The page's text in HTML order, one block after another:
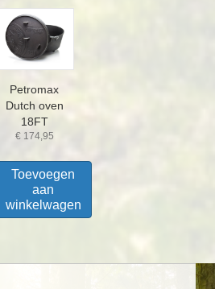
Petromax
Dutch oven
18FT
€174,95
Toevoegen
aan
winkelwagen